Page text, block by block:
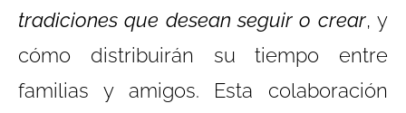
tradiciones que desean seguir o crear, y
cómo distribuirán su tiempo entre
familias y amigos. Esta colaboración